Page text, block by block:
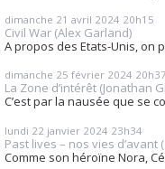
dimanche 21 avril 2024 20h15
Civil War (Alex Garland)
A propos des Etats-Unis, on
dimanche 25 février 2024 20h37
La Zone d’intérêt (Jonathan
C’est par la nausée que se
lundi 22 janvier 2024 23h34
Past lives – nos vies d’avant
Comme son héroïne Nora,